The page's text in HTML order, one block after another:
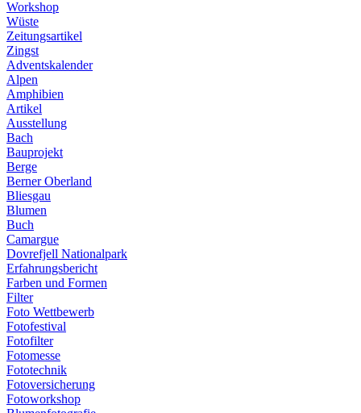
Workshop
Wüste
Zeitungsartikel
Zingst
Adventskalender
Alpen
Amphibien
Artikel
Ausstellung
Bach
Bauprojekt
Berge
Berner Oberland
Bliesgau
Blumen
Buch
Camargue
Dovrefjell Nationalpark
Erfahrungsbericht
Farben und Formen
Filter
Foto Wettbewerb
Fotofestival
Fotofilter
Fotomesse
Fototechnik
Fotoversicherung
Fotoworkshop